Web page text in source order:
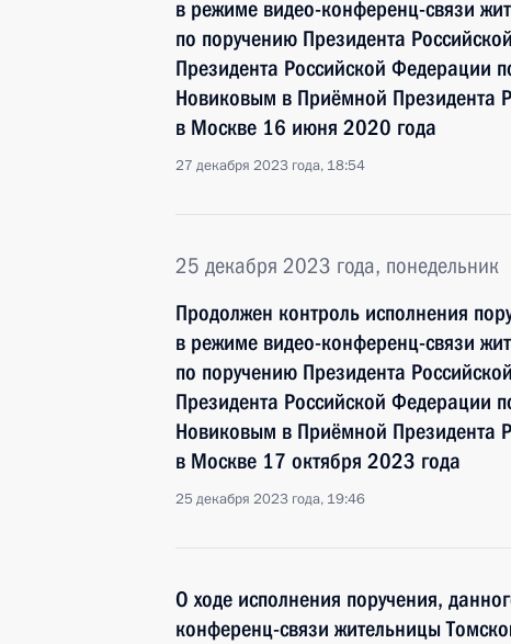
в режиме видео-конференц-связи
по поручению Президента
Президента Российской Федерации
Новиковым в Приёмной Президента
в Москве 16 июня 2020 года
27 декабря 2023 года, 18:54
25 декабря 2023 года, понедельник
Продолжен контроль исполнения
в режиме видео-конференц-связи
по поручению Президента
Президента Российской Федерации
Новиковым в Приёмной Президента
в Москве 17 октября 2023 года
25 декабря 2023 года, 19:46
О ходе исполнения поручения,
конференц-связи жительницы